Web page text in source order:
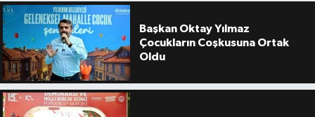
Başkan Oktay Yılmaz
Çocukların Coşkusuna Ortak
Oldu